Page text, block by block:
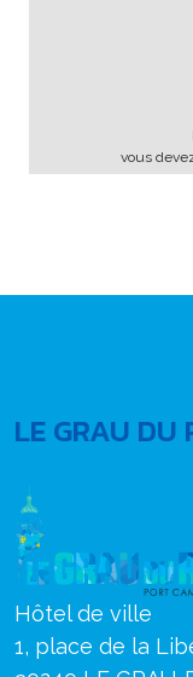
vous
LE GRAU DU
Hôtel de ville
1, place de la